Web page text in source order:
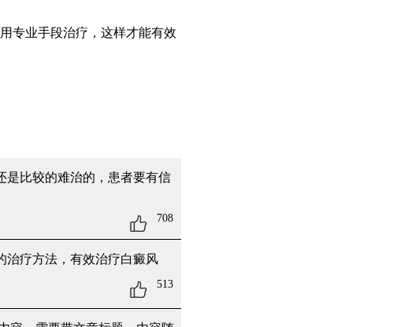
专业手段治疗，这样才能有效
是比较的难治的，患者要有信
708
治疗方法，有效治疗白癜风
513